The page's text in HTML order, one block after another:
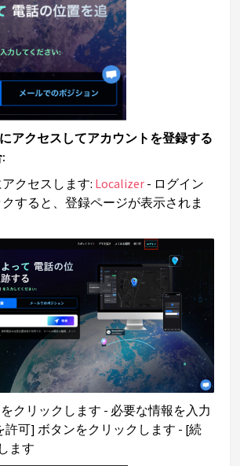
アクセスしてアカウントを登録する
クセスします: Localizer - ログイン
すると、登録ページが表示されま
クリックします - 必要な情報を入力
許可] ボタンをクリックします - [続
ます